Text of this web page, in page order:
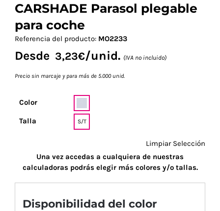
CARSHADE Parasol plegable
para coche
Referencia del producto: MO2233
Desde 3,23€/unid. (IVA no incluido)
Precio sin marcaje y para más de 5.000 unid.
Color
Talla S/T
Limpiar Selección
Una vez accedas a cualquiera de nuestras
calculadoras podrás elegir más colores y/o tallas.
Disponibilidad del color